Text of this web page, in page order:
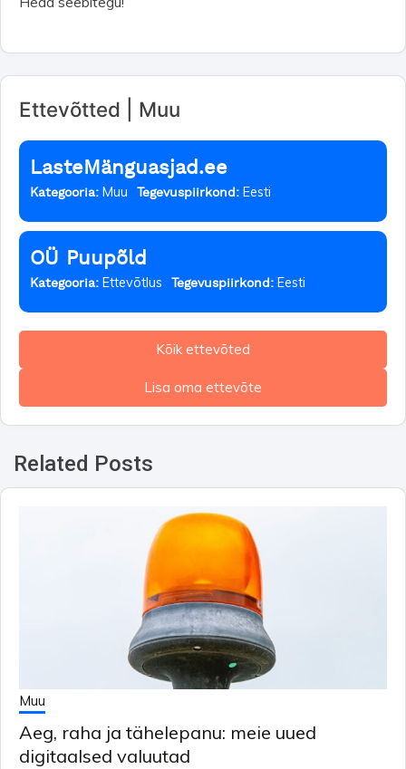
Ettevõtted | Muu
LasteMänguasjad.ee
Kategooria: Muu Tegevuspiirkond: Eesti
OÜ Puupõld
Kategooria: Ettevõtlus Tegevuspiirkond: Eesti
Kõik ettevõted
Lisa oma ettevõte
Related Posts
Muu
Aeg, raha ja tähelepanu: meie uued
digitaalsed valuutad